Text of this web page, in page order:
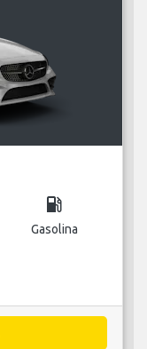
local_gas_station
Gasolina